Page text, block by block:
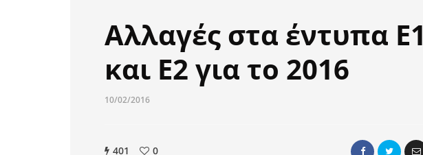
Αλλαγές στα έντυπα Ε1
και Ε2 για το 2016
10/02/2016
401 0